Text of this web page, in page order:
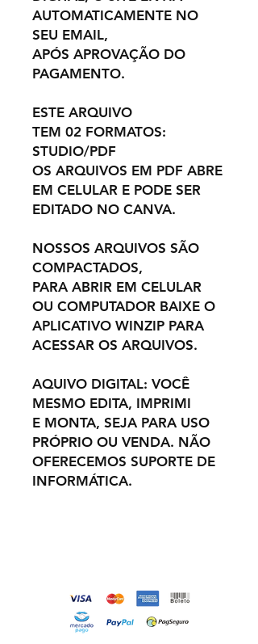
AUTOMATICAMENTE NO
SEU EMAIL,
APÓS APROVAÇÃO DO
PAGAMENTO.
ESTE ARQUIVO
TEM 02 FORMATOS:
STUDIO/PDF
OS ARQUIVOS EM PDF ABRE
EM CELULAR E PODE SER
EDITADO NO CANVA.
NOSSOS ARQUIVOS SÃO
COMPACTADOS,
PARA ABRIR EM CELULAR
OU COMPUTADOR BAIXE O
APLICATIVO WINZIP PARA
ACESSAR OS ARQUIVOS.
AQUIVO DIGITAL: VOCÊ
MESMO EDITA, IMPRIMI
E MONTA, SEJA PARA USO
PRÓPRIO OU VENDA. NÃO
OFERECEMOS SUPORTE DE
INFORMÁTICA.